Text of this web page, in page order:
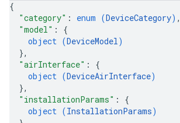
{
"category" : enum (DeviceCategory) ,
"model" : {
object (DeviceModel)
},
"airInterface" : {
object (DeviceAirInterface)
},
"installationParams" : {
object (InstallationParams)